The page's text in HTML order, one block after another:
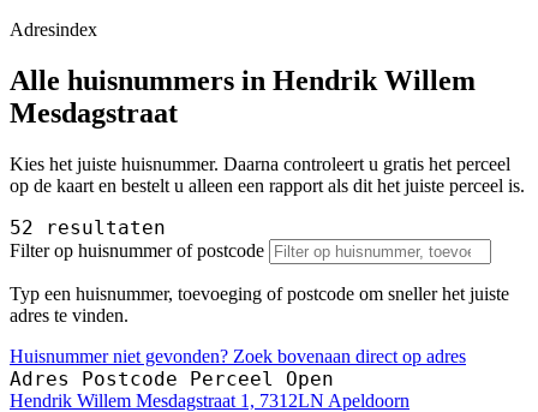
Adresindex
Alle huisnummers in Hendrik Willem
Mesdagstraat
Kies het juiste huisnummer. Daarna controleert u gratis het perceel
op de kaart en bestelt u alleen een rapport als dit het juiste perceel is.
52 resultaten
Filter op huisnummer of postcode
Typ een huisnummer, toevoeging of postcode om sneller het juiste
adres te vinden.
Huisnummer niet gevonden? Zoek bovenaan direct op adres
Adres Postcode Perceel Open
Hendrik Willem Mesdagstraat 1, 7312LN Apeldoorn